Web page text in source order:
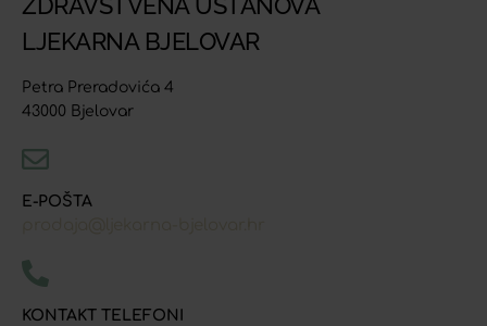
ZDRAVSTVENA USTANOVA
LJEKARNA BJELOVAR
Petra Preradovića 4
43000 Bjelovar
E-POŠTA
KONTAKT TELEFONI